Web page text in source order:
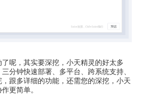
，其实要深挖，小天精灵的好太多
分钟快速部署、多平台、跨系统支持、
跟多详细的功能，还需您的深挖，小天
更简单。